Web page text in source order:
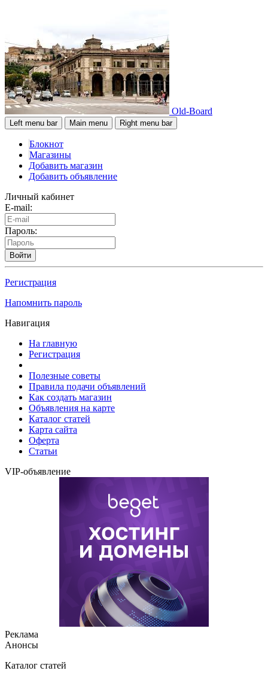
Old-Board
Left menu bar Main menu Right menu bar
Блокнот
Магазины
Добавить магазин
Добавить объявление
Личный кабинет
E-mail:
Пароль:
Войти
Регистрация
Напомнить пароль
Навигация
На главную
Регистрация
Полезные советы
Правила подачи объявлений
Как создать магазин
Объявления на карте
Каталог статей
Карта сайта
Оферта
Статьи
VIP-объявление
Реклама
Анонсы
Каталог статей